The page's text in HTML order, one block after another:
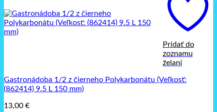
Pridať do
zoznamu
želaní
Gastronádoba 1/2 z čierneho Polykarbonátu (Veľkosť:
(862414) 9.5 L 150 mm)
13,00 €